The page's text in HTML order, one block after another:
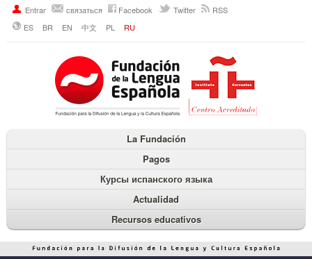
Entrar связаться Facebook Twitter
RSS
ES
BR EN 中文 PL RU
La Fundación
Pagos
Курсы испанского языка
Actualidad
Recursos educativos